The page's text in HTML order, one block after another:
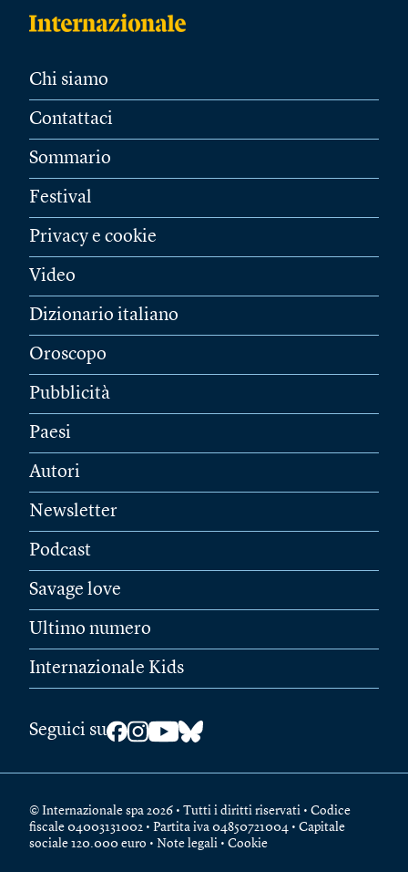
Chi siamo
Contattaci
Sommario
Festival
Privacy e cookie
Video
Dizionario italiano
Oroscopo
Pubblicità
Paesi
Autori
Newsletter
Podcast
Savage love
Ultimo numero
Internazionale Kids
Seguici su
© Internazionale spa 2026 • Tutti i diritti riservati • Codice
fiscale 04003131002 • Partita iva 04850721004 • Capitale
sociale 120.000 euro • Note legali • Cookie